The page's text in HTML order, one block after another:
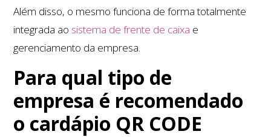
Além disso, o mesmo funciona de forma totalmente
integrada ao sistema de frente de caixa e
gerenciamento da empresa.
Para qual tipo de
empresa é recomendado
o cardápio QR CODE